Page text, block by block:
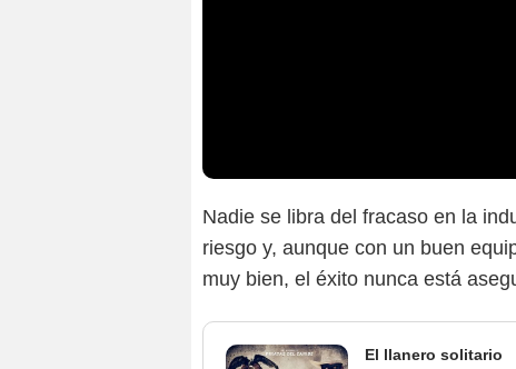
Nadie se libra del fracaso en la
riesgo y, aunque con un buen
muy bien, el éxito nunca está
El llanero solitario